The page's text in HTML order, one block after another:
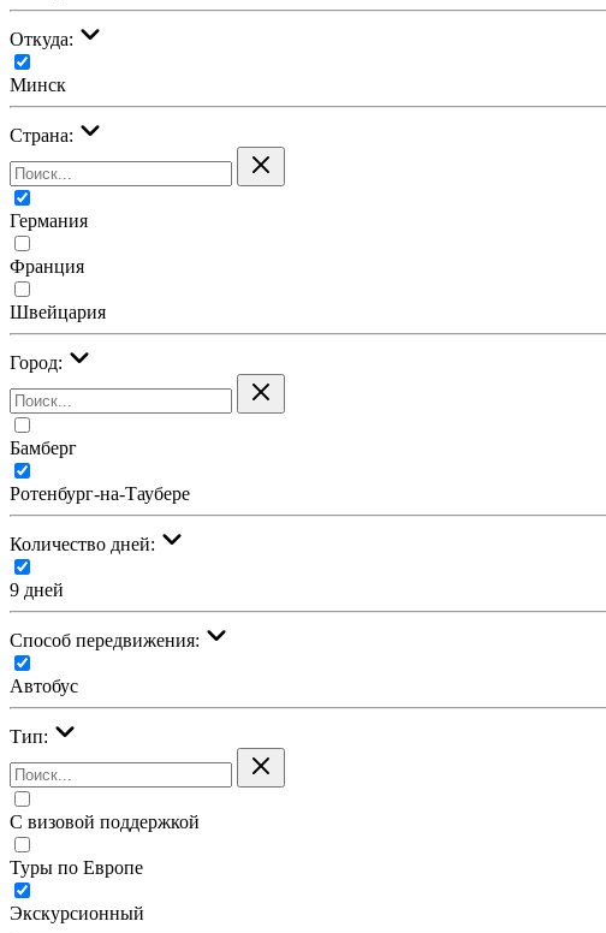
Откуда:
Минск
Страна:
Германия
Франция
Швейцария
Город:
Бамберг
Ротенбург-на-Таубере
Количество дней:
9 дней
Cпособ передвижения:
Автобус
Тип:
С визовой поддержкой
Туры по Европе
Экскурсионный